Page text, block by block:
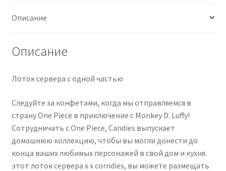
Услуги альпинистов при установке и обслуживании
кондиционеров
Чистка кондиционеров
Описание
Описание
Лоток сервера с одной частью
Следуйте за конфетами, когда мы отправляемся в
страну One Piece в приключение с Monkey D. Luffy!
Сотрудничать с One Piece, Candies выпускает
домашнюю коллекцию, чтобы вы могли донести до
конца ваших любимых персонажей в свой дом и кухня.
этот лоток сервера x x corndies, вы можете размещать